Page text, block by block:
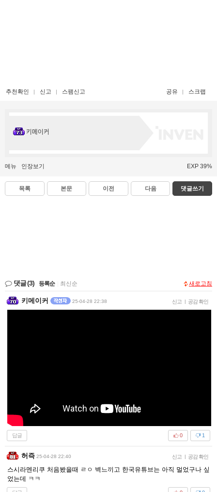
추천확인 신고 스팸신고 공유 스크랩
키메이커
메뉴 인장보기 EXP 39%
목록 본문 이전 다음 댓글쓰기
댓글(3) 등록순 최신순 새로고침
키메이커 25-04-28 22:38 신고 | 공감 확인
답글 1
0
허즉 25-04-28 22:40 신고 | 공감 확인
스시라멘리쿠 처음봤을때 ㄹㅇ 벽느끼고 한국유튜브는 아직 멀었구나 싶
었는데 ㅋㅋ